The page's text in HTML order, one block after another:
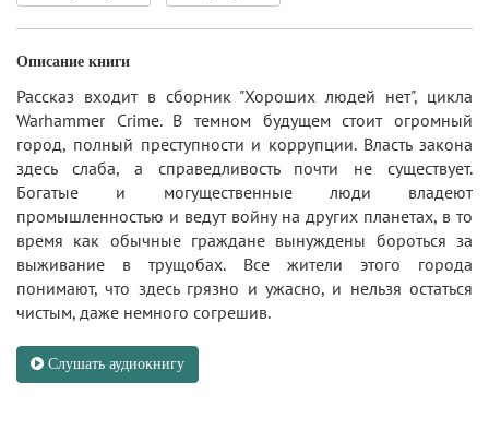
Описание книги
Рассказ входит в сборник "Хороших людей нет", цикла
Warhammer Crime. В темном будущем стоит огромный
город, полный преступности и коррупции. Власть закона
здесь слаба, а справедливость почти не существует.
Богатые и могущественные люди владеют
промышленностью и ведут войну на других планетах, в то
время как обычные граждане вынуждены бороться за
выживание в трущобах. Все жители этого города
понимают, что здесь грязно и ужасно, и нельзя остаться
чистым, даже немного согрешив.
Слушать аудиокнигу